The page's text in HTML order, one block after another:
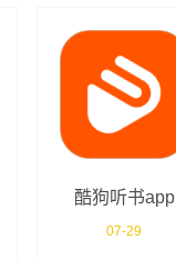
酷狗听书app
07-29